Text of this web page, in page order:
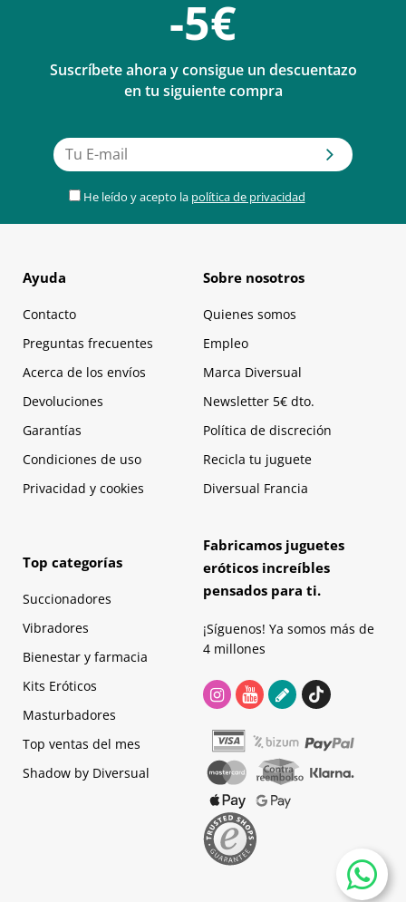
-5€
Suscríbete ahora y consigue un descuentazo
en tu siguiente compra
He leído y acepto la política de privacidad
Ayuda
Contacto
Preguntas frecuentes
Acerca de los envíos
Devoluciones
Garantías
Condiciones de uso
Privacidad y cookies
Sobre nosotros
Quienes somos
Empleo
Marca Diversual
Newsletter 5€ dto.
Política de discreción
Recicla tu juguete
Diversual Francia
Top categorías
Succionadores
Vibradores
Bienestar y farmacia
Kits Eróticos
Masturbadores
Top ventas del mes
Shadow by Diversual
Fabricamos juguetes
eróticos increíbles
pensados para ti.
¡Síguenos! Ya somos más de
4 millones